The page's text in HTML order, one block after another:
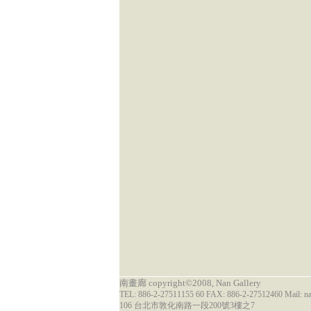
南畫廊 copyright©2008, Nan Gallery
TEL: 886-2-27511155 60 FAX: 886-2-27512460 Mail:
106 台北市敦化南路一段200號3樓之7